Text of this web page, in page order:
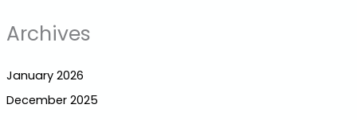
Archives
January 2026
December 2025